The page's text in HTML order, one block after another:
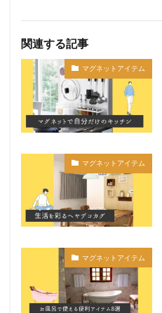
関連する記事
マグネットアイテム
マグネットアイテム
マグネットアイテム